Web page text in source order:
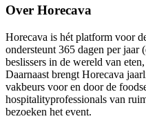
Over Horecava
Horecava is hét platform voor
ondersteunt 365 dagen per jaar
beslissers in de wereld van
Daarnaast brengt Horecava
vakbeurs voor en door de
hospitalityprofessionals van
bezoeken het event.